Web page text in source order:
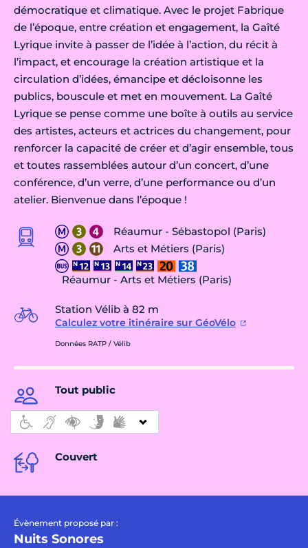
démocratique et climatique. Avec le projet Fabrique
de l’époque, entre création et engagement, la Gaîté
Lyrique invite à passer de l’idée à l’action, du récit à
l’impact, et encourage la création artistique et la
circulation d’idées, émancipe et décloisonne les
publics, bouscule et met en mouvement. La Gaîté
Lyrique se pense comme une boîte à outils au service
des artistes, acteurs et actrices du changement, pour
renforcer la capacité de créer et d’agir ensemble, tous
et toutes rassemblées autour d’un concert, d’une
conférence, d’un verre, d’une performance ou d’un
atelier. Bienvenue dans l’époque !
Réaumur - Sébastopol (Paris)
Arts et Métiers (Paris)
Réaumur - Arts et Métiers (Paris)
Station Vélib à 82 m
Calculez votre itinéraire sur GéoVélo
Données RATP / Vélib
Tout public
Couvert
Évènement proposé par :
Nuits Sonores